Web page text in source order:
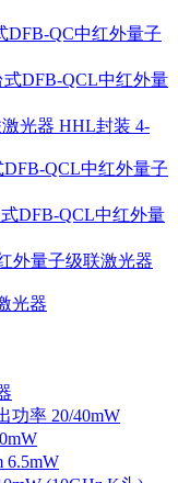
DFB-QC中红外量子
式DFB-QCL中红外量
光器 HHL封装 4-
DFB-QCL中红外量子
DFB-QCL中红外量
外量子级联激光器
光器
功率 20/40mW
6.5mW